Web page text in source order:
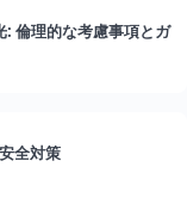
: 倫理的な考慮事項とガ
全対策